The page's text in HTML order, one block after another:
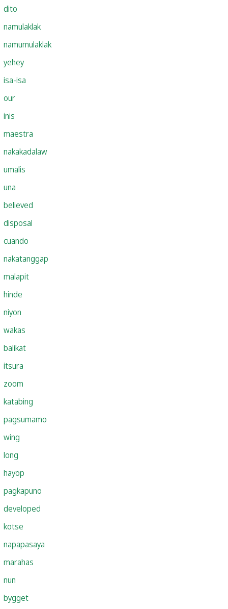
dito
namulaklak
namumulaklak
yehey
isa-isa
our
inis
maestra
nakakadalaw
umalis
una
believed
disposal
cuando
nakatanggap
malapit
hinde
niyon
wakas
balikat
itsura
zoom
katabing
pagsumamo
wing
long
hayop
pagkapuno
developed
kotse
napapasaya
marahas
nun
bygget